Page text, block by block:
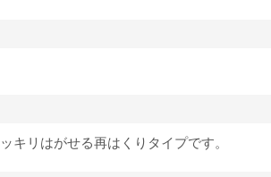
キリはがせる再はくりタイプです。